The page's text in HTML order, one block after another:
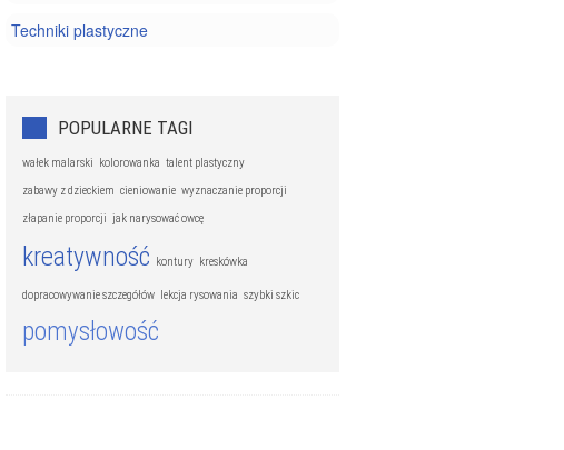
Techniki plastyczne
POPULARNE TAGI
wałek malarski kolorowanka talent plastyczny
zabawy z dzieckiem cieniowanie wyznaczanie proporcji
złapanie proporcji jak narysować owcę
kreatywność kontury kreskówka
dopracowywanie szczegółów lekcja rysowania szybki szkic
pomysłowość